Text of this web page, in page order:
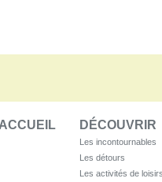
ACCUEIL DÉCOUVRIR
Les incontournables
Les détours
Les activités de loisirs